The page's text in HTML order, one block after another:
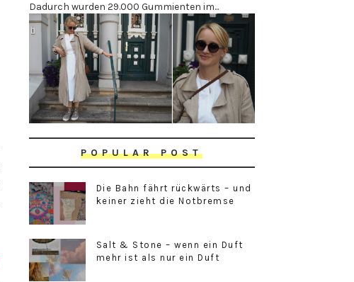
Dadurch wurden 29.000 Gummienten im...
POPULAR POST
Die Bahn fährt rückwärts – und
keiner zieht die Notbremse
Salt & Stone – wenn ein Duft
mehr ist als nur ein Duft